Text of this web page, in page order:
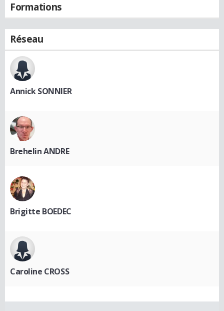
Formations
Réseau
Annick SONNIER
Brehelin ANDRE
Brigitte BOEDEC
Caroline CROSS